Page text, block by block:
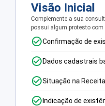
Visão Inicial
Complemente a sua
possui algum protesto com
Confirmação de
Dados cadastrais
Situação na Receita
Indicação de